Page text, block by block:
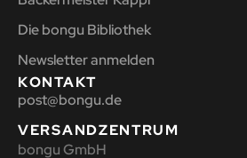
Die bongu Bibliothek
Newsletter anmelden
KONTAKT
post@bongu.de
VERSANDZENTRUM
bongu GmbH